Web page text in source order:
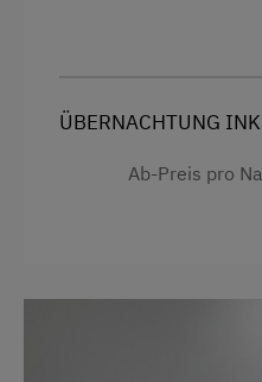
Spielplatz im Ort
ÜBERNACHTUNG
Ab-Preis pro